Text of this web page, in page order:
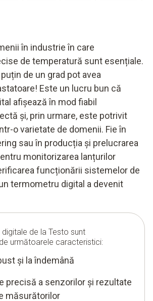
în industrie în care
de temperatură sunt esențiale.
de un grad pot avea
Este un lucru bun că
afișează în mod fiabil
și, prin urmare, este potrivit
o varietate de domenii. Fie în
sau în producția și prelucrarea
monitorizarea lanțurilor
funcționării sistemelor de
termometru digital a devenit
de la Testo sunt
următoarele caracteristici:
și la îndemână
precisă a senzorilor și rezultate
măsurătorilor